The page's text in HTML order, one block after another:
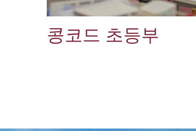
콩코드 초등부